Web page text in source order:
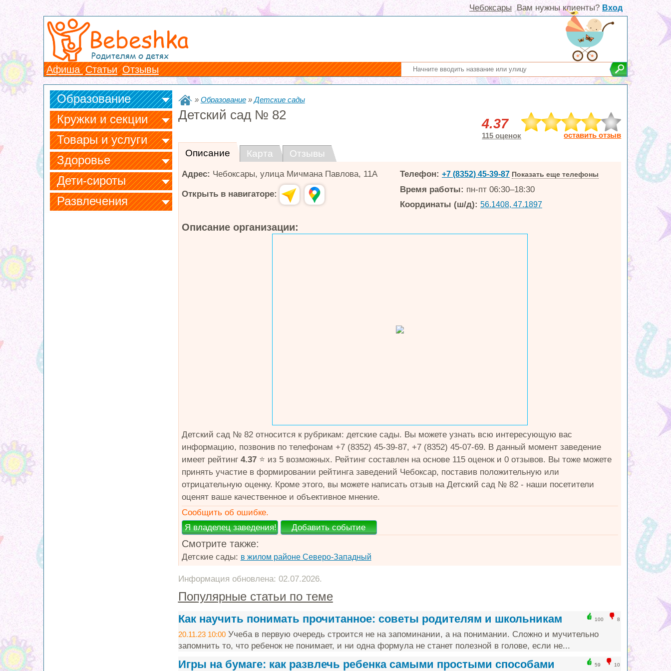
Вам нужны клиенты? Вход
Чебоксары
Bebeshka
Родителям о детях
Афиша Статьи Отзывы
Образование
Кружки и секции
Товары и услуги
Здоровье
Дети-сироты
Развлечения
» Образование»Детские сады
Детский сад № 82
4.37
115 оценок оставить отзыв
Описание Карта Отзывы
Адрес: Чебоксары, улица Мичмана Павлова, 11А
Открыть в навигаторе:
Телефон: +7 (8352) 45-39-87 Показать еще телефоны
Время работы: пн-пт 06:30–18:30
Координаты (ш/д): 56.1408, 47.1897
Описание организации:
Детский сад № 82 относится к рубрикам: детские сады. Вы можете узнать всю интересующую вас
информацию, позвонив по телефонам +7 (8352) 45-39-87, +7 (8352) 45-07-69. В данный момент заведение
имеет рейтинг 4.37⭐️ из 5 возможных. Рейтинг составлен на основе 115 оценок и 0 отзывов. Вы тоже можете
принять участие в формировании рейтинга заведений Чебоксар, поставив положительную или
отрицательную оценку. Кроме этого, вы можете написать отзыв на Детский сад № 82 - наши посетители
оценят ваше качественное и объективное мнение.
Сообщить об ошибке.
Смотрите также:
Детские сады: в жилом районе Северо-Западный
Информация обновлена: 02.07.2026.
Популярные статьи по теме
100 8
Как научить понимать прочитанное: советы родителям и школьникам
20.11.23 10:00Учеба в первую очередь строится не на запоминании, а на понимании. Сложно и мучительно
запомнить то, что ребенок не понимает, и ни одна формула не станет полезной в голове, если не...
59 10
Игры на бумаге: как развлечь ребенка самыми простыми способами